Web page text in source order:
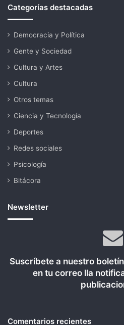
Categorías destacadas
Democracia y Política
Gente y Sociedad
Cultura y Artes
Cultura
Otros temas
Ciencia y Tecnología
Deportes
Redes sociales
Psicología
Bitácora
Newsletter
Suscríbete a nuestro
en tu correo lla
Comentarios recientes